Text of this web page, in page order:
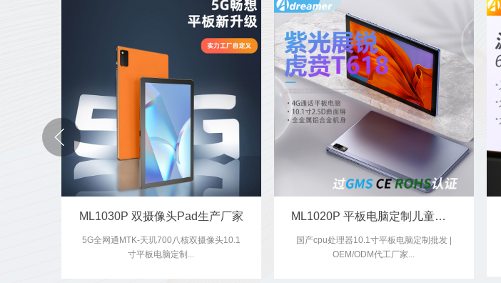
ML1030P 双摄像头Pad生产厂家
5G全网通MTK-天玑700八核双摄像头10.1
寸平板电脑定制...
ML1020P 平板电脑定制儿童学习pad生产厂家
国产cpu处理器10.1寸平板电脑定制批发 |
OEM/ODM代工厂家...